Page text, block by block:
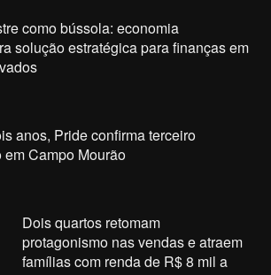
como bússola: economia
solução estratégica para finanças em
anos, Pride confirma terceiro
Campo Mourão
Dois quartos retomam
protagonismo nas vendas e atraem
famílias com renda de R$ 8 mil a